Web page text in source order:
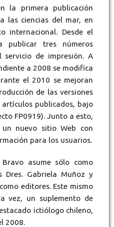
la primera publicación
las ciencias del mar, en
internacional. Desde el
publicar tres números
de impresión. A
a 2008 se modifica
el 2010 se mejoran
de las versiones
publicados, bajo
FP0919). Junto a esto,
nuevo sitio Web con
para los usuarios.
asume sólo como
Gabriela Muñoz y
editores. Este mismo
vez, un suplemento de
ictiólogo chileno,
2008.